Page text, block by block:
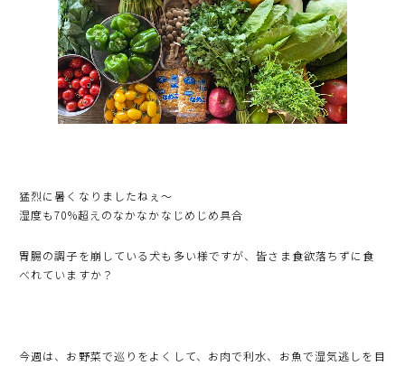
猛烈に暑くなりましたねぇ〜
湿度も70%超えのなかなかなじめじめ具合
胃腸の調子を崩している犬も多い様ですが、皆さま食欲落ちずに食
べれていますか？
今週は、お野菜で巡りをよくして、お肉で利水、お魚で湿気逃しを目